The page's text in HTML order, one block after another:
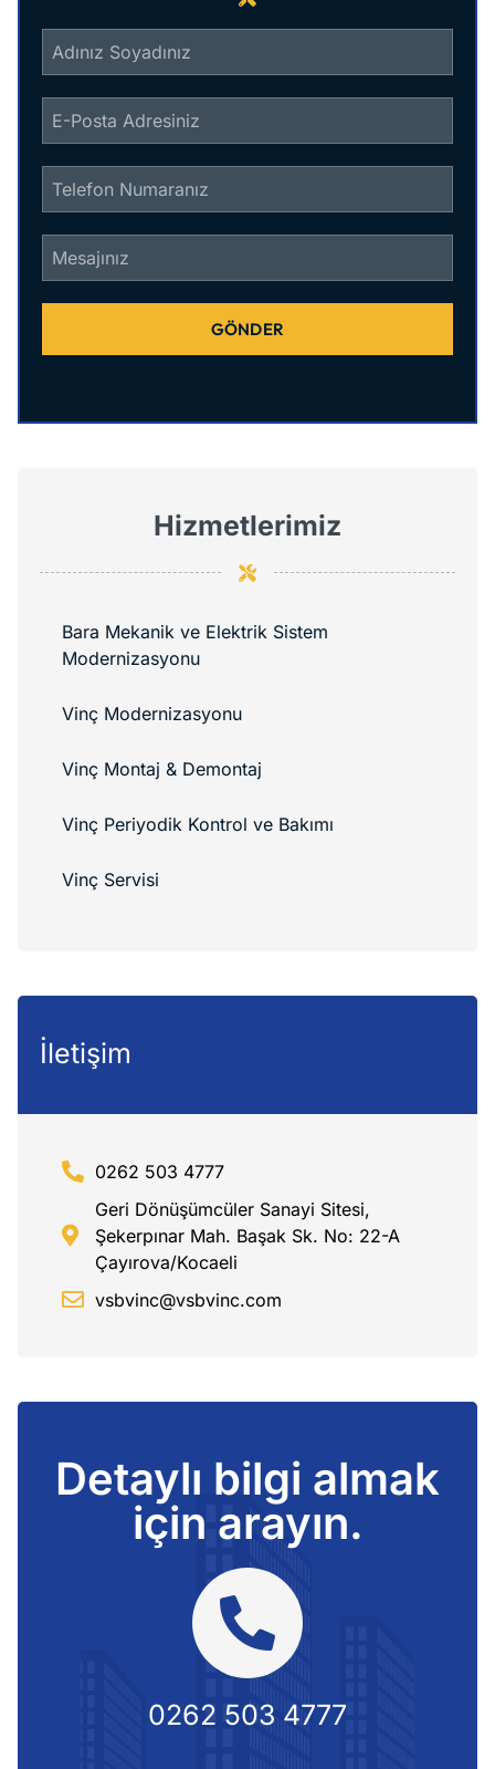
GÖNDER
Hizmetlerimiz
Bara Mekanik ve Elektrik Sistem
Modernizasyonu
Vinç Modernizasyonu
Vinç Montaj & Demontaj
Vinç Periyodik Kontrol ve Bakımı
Vinç Servisi
İletişim
0262 503 4777
Geri Dönüşümcüler Sanayi Sitesi,
Şekerpınar Mah. Başak Sk. No: 22-A
Çayırova/Kocaeli
vsbvinc@vsbvinc.com
Detaylı bilgi almak
için arayın.
0262 503 4777